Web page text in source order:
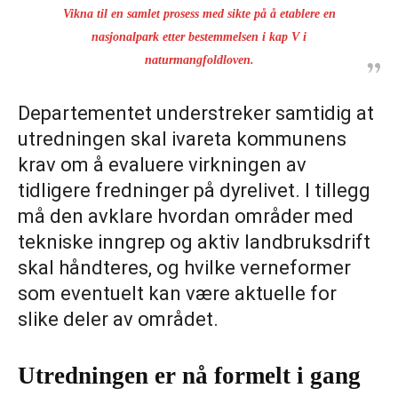
Vikna til en samlet prosess med sikte på å etablere en
nasjonalpark etter bestemmelsen i kap V i
naturmangfoldloven.
Departementet understreker samtidig at
utredningen skal ivareta kommunens
krav om å evaluere virkningen av
tidligere fredninger på dyrelivet. I tillegg
må den avklare hvordan områder med
tekniske inngrep og aktiv landbruksdrift
skal håndteres, og hvilke verneformer
som eventuelt kan være aktuelle for
slike deler av området.
Utredningen er nå formelt i gang